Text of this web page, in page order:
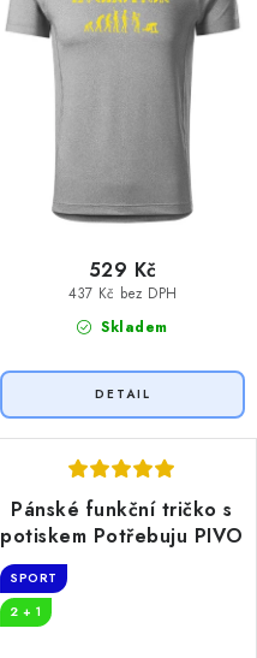
Skladem
437 Kč bez DPH
529 Kč
Pánské funkční tričko s
potiskem Potřebuju PIVO
SPORT
2 + 1